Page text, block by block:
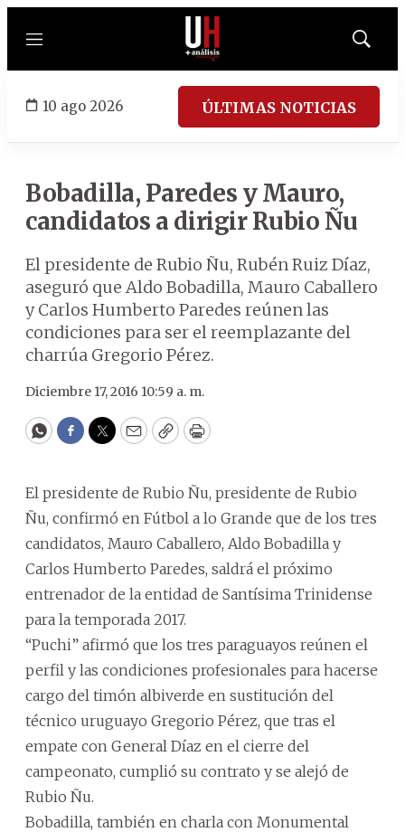
Menú
Mostrar
10 ago 2026 ÚLTIMAS NOTICIAS
Bobadilla, Paredes y Mauro,
candidatos a dirigir Rubio Ñu
El presidente de Rubio Ñu, Rubén Ruiz Díaz,
aseguró que Aldo Bobadilla, Mauro Caballero
y Carlos Humberto Paredes reúnen las
condiciones para ser el reemplazante del
charrúa Gregorio Pérez.
Diciembre 17, 2016 10:59 a. m.
WhatsApp
Facebook
Twitter
EmailCopyPrint
El presidente de Rubio Ñu, presidente de Rubio
Ñu, confirmó en Fútbol a lo Grande que de los tres
candidatos, Mauro Caballero, Aldo Bobadilla y
Carlos Humberto Paredes, saldrá el próximo
entrenador de la entidad de Santísima Trinidense
para la temporada 2017.
“Puchi” afirmó que los tres paraguayos reúnen el
perfil y las condiciones profesionales para hacerse
cargo del timón albiverde en sustitución del
técnico uruguayo Gregorio Pérez, que tras el
empate con General Díaz en el cierre del
campeonato, cumplió su contrato y se alejó de
Rubio Ñu.
Bobadilla, también en charla con Monumental